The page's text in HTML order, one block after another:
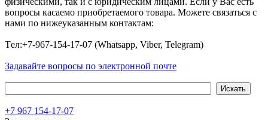
вопросы касаемо приобретаемого товара. Можете связаться с
нами по нижеуказанным контактам:
Tел:+7-967-154-17-07 (Whatsapp, Viber, Telegram)
Задавайте вопросы по электронной почте
+7 967 154-17-07